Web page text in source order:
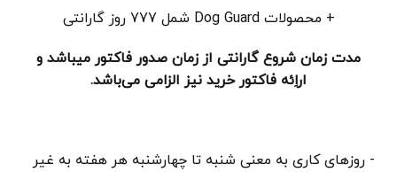
+ محصولات Dog Guard شمل 777 روز گارانتی
مدت زمان شروع گارانتی از زمان صدور فاکتور میباشد و
اراِئه فاکتور خرید نیز الزامی می‌باشد.
- روزهای کاری به معنی شنبه تا چهارشنبه هر هفته به غیر